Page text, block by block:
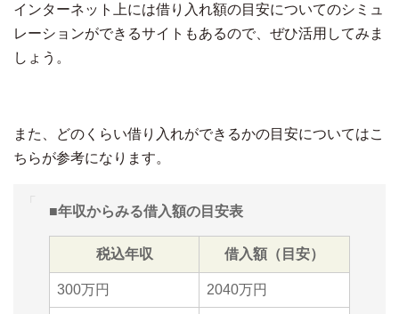
インターネット上には借り入れ額の目安についてのシミュ
レーションができるサイトもあるので、ぜひ活用してみま
しょう。
また、どのくらい借り入れができるかの目安についてはこ
ちらが参考になります。
■年収からみる借入額の目安表
税込年収 借入額（目安）
300万円 2040万円